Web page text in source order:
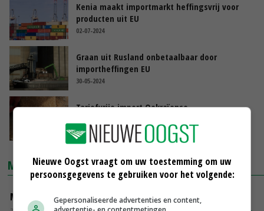
Kenia maakt importmarkt heffingsvrij voor
producten uit EU
02-07-2024
Graan uit Rusland onbetaalbaar door
importheffingen EU
30-05-2024
Tariefvrije import Oekraïense
14-05-2024
MARKTPRIJZEN
Magere melkpoeder
Nieuwe Oogst vraagt om uw toestemming om uw
persoonsgegevens te gebruiken voor het volgende:
Gepersonaliseerde advertenties en content,